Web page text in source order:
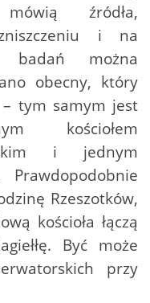
źródła,
i na
badań można
obecny, który
– tym samym jest
kościołem
i jednym
Rzeszotków,
kościoła łączą
Być może
przy